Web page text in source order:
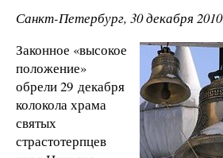
Санкт-Петербург, 30 декабря 2010
Законное «высокое
положение»
обрели 29 декабря
колокола храма
святых
страстотерпцев